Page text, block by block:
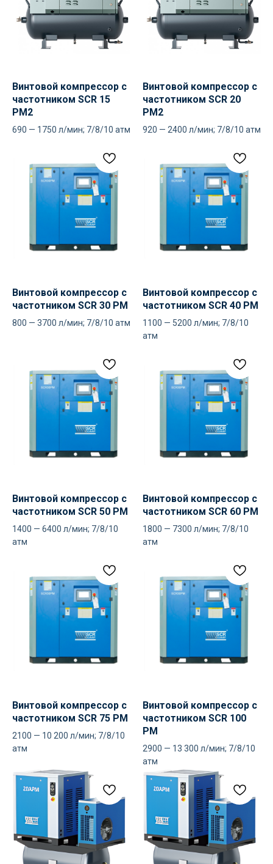
Винтовой компрессор с
частотником SCR 15
PM2
690 — 1750 л/мин; 7/8/10 атм
Винтовой компрессор с
частотником SCR 20
PM2
920 — 2400 л/мин; 7/8/10 атм
Винтовой компрессор с
частотником SCR 30 PM
800 — 3700 л/мин; 7/8/10 атм
Винтовой компрессор с
частотником SCR 40 PM
1100 — 5200 л/мин; 7/8/10
атм
Винтовой компрессор с
частотником SCR 50 PM
1400 — 6400 л/мин; 7/8/10
атм
Винтовой компрессор с
частотником SCR 60 PM
1800 — 7300 л/мин; 7/8/10
атм
Винтовой компрессор с
частотником SCR 75 PM
2100 — 10 200 л/мин; 7/8/10
атм
Винтовой компрессор с
частотником SCR 100
PM
2900 — 13 300 л/мин; 7/8/10
атм
МЕНЮ
О нас
Акции
РАЗДЕЛЫ
Фильтры
РЕКВИЗИТЫ
ООО ВЕДА РУС ПМПО ГА
ОГРН: 1206300030793
Юр. адрес: 445020,
Самарская область, г.
Тольятти, ул.
Ушакова, д. 48,
Политика